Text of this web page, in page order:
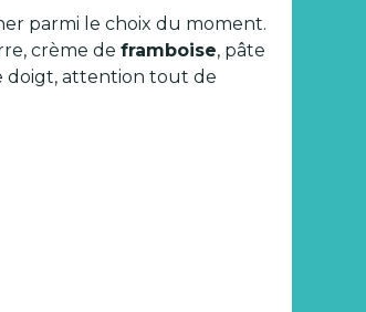
parmi le choix du moment.
crème deframboise, pâte
doigt, attention tout de